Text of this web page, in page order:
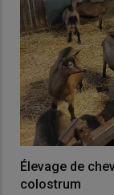
Élevage de
colostrum